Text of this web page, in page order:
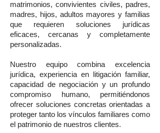
matrimonios, convivientes civiles, padres,
madres, hijos, adultos mayores y familias
que requieren soluciones jurídicas
eficaces, cercanas y completamente
personalizadas.
Nuestro equipo combina excelencia
jurídica, experiencia en litigación familiar,
capacidad de negociación y un profundo
compromiso humano, permitiéndonos
ofrecer soluciones concretas orientadas a
proteger tanto los vínculos familiares como
el patrimonio de nuestros clientes.